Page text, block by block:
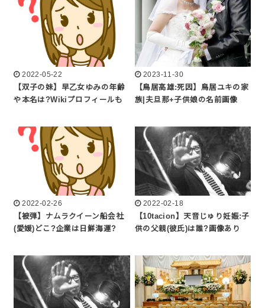
2022-05-22
【双子の妹】早乙女ゆみの年齢
や本名は?Wikiプロフィールも
2023-11-30
【鳥居高雄:死因】鳥居ユキの家
族|夫旦那+子供娘の名前画像
2022-02-26
【被弾】ナムラクイーン船会社
(愛媛)どこ?企業は日鮮海運?
2022-02-18
【10tacion】天音じゅり妊娠:子
供の父親(彼氏)は誰?画像あり